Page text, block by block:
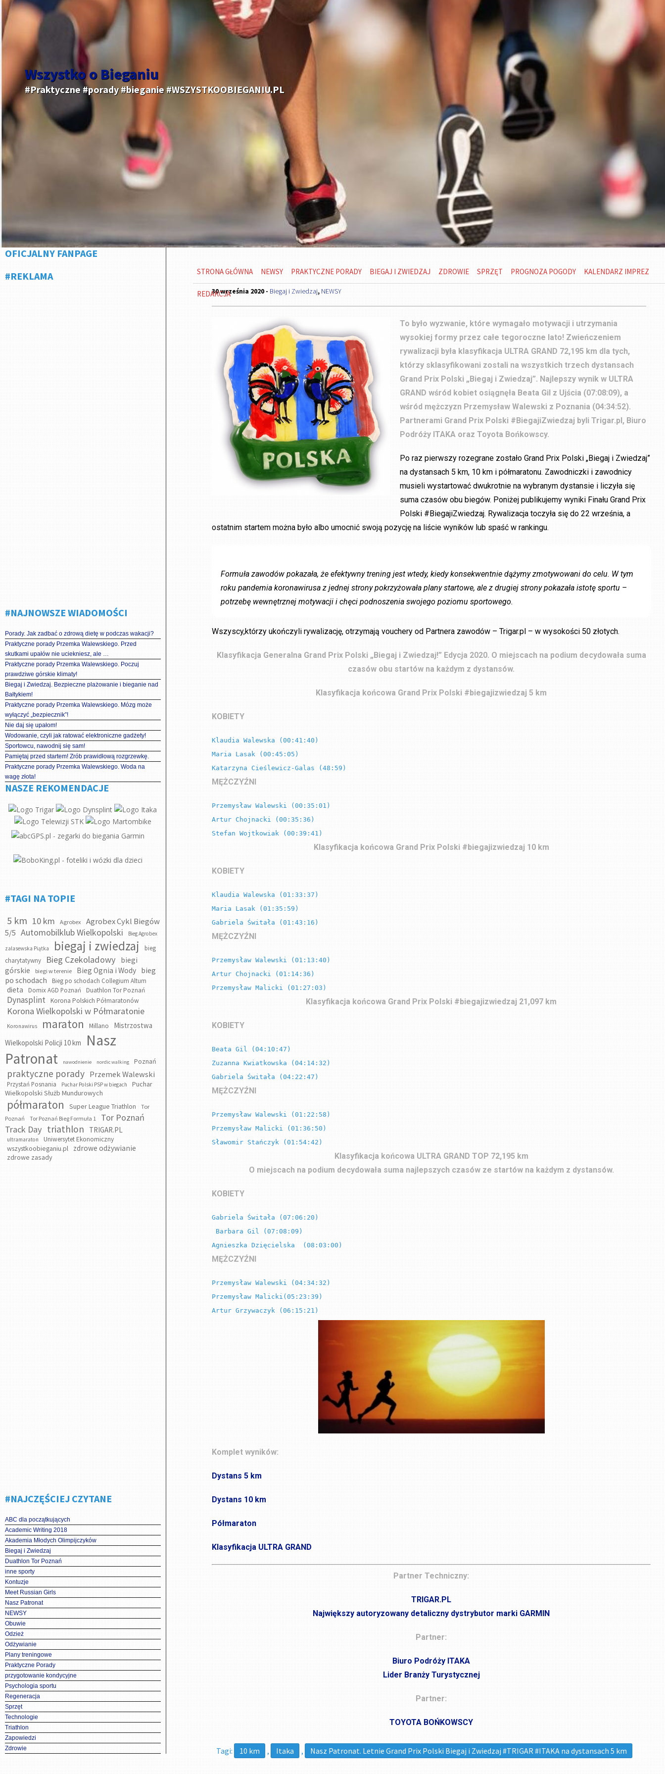
Wszystko o Bieganiu
#Praktyczne #porady #bieganie #WSZYSTKOOBIEGANIU.PL
OFICJALNY FANPAGE
#REKLAMA
#NAJNOWSZE WIADOMOŚCI
Porady. Jak zadbać o zdrową dietę w podczas wakacji?
Praktyczne porady Przemka Walewskiego. Przed
skutkami upałów nie uciekniesz, ale …
Praktyczne porady Przemka Walewskiego. Poczuj
prawdziwe górskie klimaty!
Biegaj i Zwiedzaj. Bezpieczne plażowanie i bieganie nad
Bałtykiem!
Praktyczne porady Przemka Walewskiego. Mózg może
wyłączyć „bezpiecznik”!
Nie daj się upałom!
Wodowanie, czyli jak ratować elektroniczne gadżety!
Sportowcu, nawodnij się sam!
Pamiętaj przed startem! Zrób prawidłową rozgrzewkę.
Praktyczne porady Przemka Walewskiego. Woda na
wagę złota!
NASZE REKOMENDACJE
#TAGI NA TOPIE
5 km 10 km Agrobex
Agrobex Cykl Biegów
5/5 Automobilklub Wielkopolski Bieg Agrobex
zalasewska Piątka biegaj i zwiedzaj
bieg
charytatywny
Bieg Czekoladowy
biegi
górskie
biegi w terenie Bieg Ognia i Wody bieg
po schodach
Bieg po schodach Collegium Altum
dieta Domix AGD Poznań Duathlon Tor Poznań
Dynasplint Korona Polskich Półmaratonów
Korona Wielkopolski w Półmaratonie
Koronawirus maraton Millano
Mistrzostwa
Wielkopolski Policji 10 km
Nasz
Patronat
nawodnienie nordic walking Poznań
praktyczne porady Przemek Walewski
Przystań Posnania Puchar Polski PSP w biegach
Puchar
Wielkopolski Służb Mundurowych
półmaraton Super League Triathlon
Tor
Poznań
Tor Poznań Bieg Formuła 1
Tor Poznań
Track Day triathlon TRIGAR.PL
ultramaraton Uniwersytet Ekonomiczny
wszystkoobieganiu.pl zdrowe odżywianie
zdrowe zasady
#NAJCZĘŚCIEJ CZYTANE
ABC dla początkujących
Academic Writing 2018
Akademia Młodych Olimpijczyków
Biegaj i Zwiedzaj
Duathlon Tor Poznań
inne sporty
Kontuzje
Meet Russian Girls
Nasz Patronat
NEWSY
Obuwie
Odzież
Odżywianie
Plany treningowe
Praktyczne Porady
przygotowanie kondycyjne
Psychologia sportu
Regeneracja
Sprzęt
Technologie
Triathlon
Zapowiedzi
Zdrowie
STRONA GŁÓWNA NEWSY PRAKTYCZNE PORADY BIEGAJ I ZWIEDZAJ ZDROWIE SPRZĘT PROGNOZA POGODY KALENDARZ IMPREZ
REDAKCJA
30 września 2020 - Biegaj i Zwiedzaj, NEWSY
To było wyzwanie, które wymagało motywacji i utrzymania
wysokiej formy przez całe tegoroczne lato! Zwieńczeniem
rywalizacji była klasyfikacja ULTRA GRAND 72,195 km dla tych,
którzy sklasyfikowani zostali na wszystkich trzech dystansach
Grand Prix Polski „Biegaj i Zwiedzaj”. Najlepszy wynik w ULTRA
GRAND wśród kobiet osiągnęła Beata Gil z Ujścia (07:08:09), a
wśród mężczyzn Przemysław Walewski z Poznania (04:34:52).
Partnerami Grand Prix Polski #BiegajiZwiedzaj byli Trigar.pl, Biuro
Podróży ITAKA oraz Toyota Bońkowscy.
Po raz pierwszy rozegrane zostało Grand Prix Polski „Biegaj i Zwiedzaj”
na dystansach 5 km, 10 km i półmaratonu. Zawodniczki i zawodnicy
musieli wystartować dwukrotnie na wybranym dystansie i liczyła się
suma czasów obu biegów. Poniżej publikujemy wyniki Finału Grand Prix
Polski #BiegajiZwiedzaj. Rywalizacja toczyła się do 22 września, a
ostatnim startem można było albo umocnić swoją pozycję na liście wyników lub spaść w rankingu.
Formuła zawodów pokazała, że efektywny trening jest wtedy, kiedy konsekwentnie dążymy zmotywowani do celu. W tym
roku pandemia koronawirusa z jednej strony pokrzyżowała plany startowe, ale z drugiej strony pokazała istotę sportu –
potrzebę wewnętrznej motywacji i chęci podnoszenia swojego poziomu sportowego.
Wszyscy,którzy ukończyli rywalizację, otrzymają vouchery od Partnera zawodów – Trigar.pl – w wysokości 50 złotych.
Klasyfikacja Generalna Grand Prix Polski „Biegaj i Zwiedzaj!” Edycja 2020. O miejscach na podium decydowała suma
czasów obu startów na każdym z dystansów.
Klasyfikacja końcowa Grand Prix Polski #biegajizwiedzaj 5 km
KOBIETY
Klaudia Walewska (00:41:40)
Maria Lasak (00:45:05)
Katarzyna Cieślewicz-Galas (48:59)
MĘŻCZYŹNI
Przemysław Walewski (00:35:01)
Artur Chojnacki (00:35:36)
Stefan Wojtkowiak (00:39:41)
Klasyfikacja końcowa Grand Prix Polski #biegajizwiedzaj 10 km
KOBIETY
Klaudia Walewska (01:33:37)
Maria Lasak (01:35:59)
Gabriela Świtała (01:43:16)
MĘŻCZYŹNI
Przemysław Walewski (01:13:40)
Artur Chojnacki (01:14:36)
Przemysław Malicki (01:27:03)
Klasyfikacja końcowa Grand Prix Polski #biegajizwiedzaj 21,097 km
KOBIETY
Beata Gil (04:10:47)
Zuzanna Kwiatkowska (04:14:32)
Gabriela Świtała (04:22:47)
MĘŻCZYŹNI
Przemysław Walewski (01:22:58)
Przemysław Malicki (01:36:50)
Sławomir Stańczyk (01:54:42)
Klasyfikacja końcowa ULTRA GRAND TOP 72,195 km
O miejscach na podium decydowała suma najlepszych czasów ze startów na każdym z dystansów.
KOBIETY
Gabriela Świtała (07:06:20)
Agnieszka Dzięcielska  (08:03:00)
MĘŻCZYŹNI
Przemysław Walewski (04:34:32)
Przemysław Malicki(05:23:39)
Artur Grzywaczyk (06:15:21)
Komplet wyników:
Dystans 5 km
Dystans 10 km
Półmaraton
Klasyfikacja ULTRA GRAND
Partner Techniczny:
TRIGAR.PL
Największy autoryzowany detaliczny dystrybutor marki GARMIN
Partner:
Biuro Podróży ITAKA
Lider Branży Turystycznej
Partner:
TOYOTA BOŃKOWSCY
Tagi: 10 km , Itaka , Nasz Patronat. Letnie Grand Prix Polski Biegaj i Zwiedzaj #TRIGAR #ITAKA na dystansach 5 km